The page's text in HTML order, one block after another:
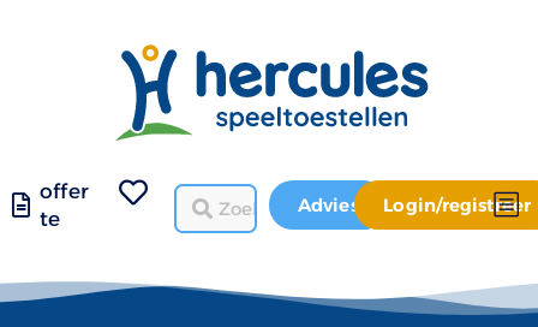
offer
te
Advies Login/registreer